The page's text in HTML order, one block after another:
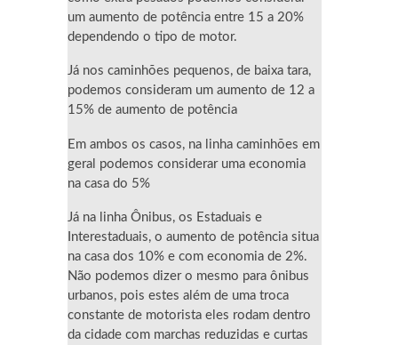
um aumento de potência entre 15 a 20%
dependendo o tipo de motor.
Já nos caminhões pequenos, de baixa tara,
podemos consideram um aumento de 12 a
15% de aumento de potência
Em ambos os casos, na linha caminhões em
geral podemos considerar uma economia
na casa do 5%
Já na linha Ônibus, os Estaduais e
Interestaduais, o aumento de potência situa
na casa dos 10% e com economia de 2%.
Não podemos dizer o mesmo para ônibus
urbanos, pois estes além de uma troca
constante de motorista eles rodam dentro
da cidade com marchas reduzidas e curtas